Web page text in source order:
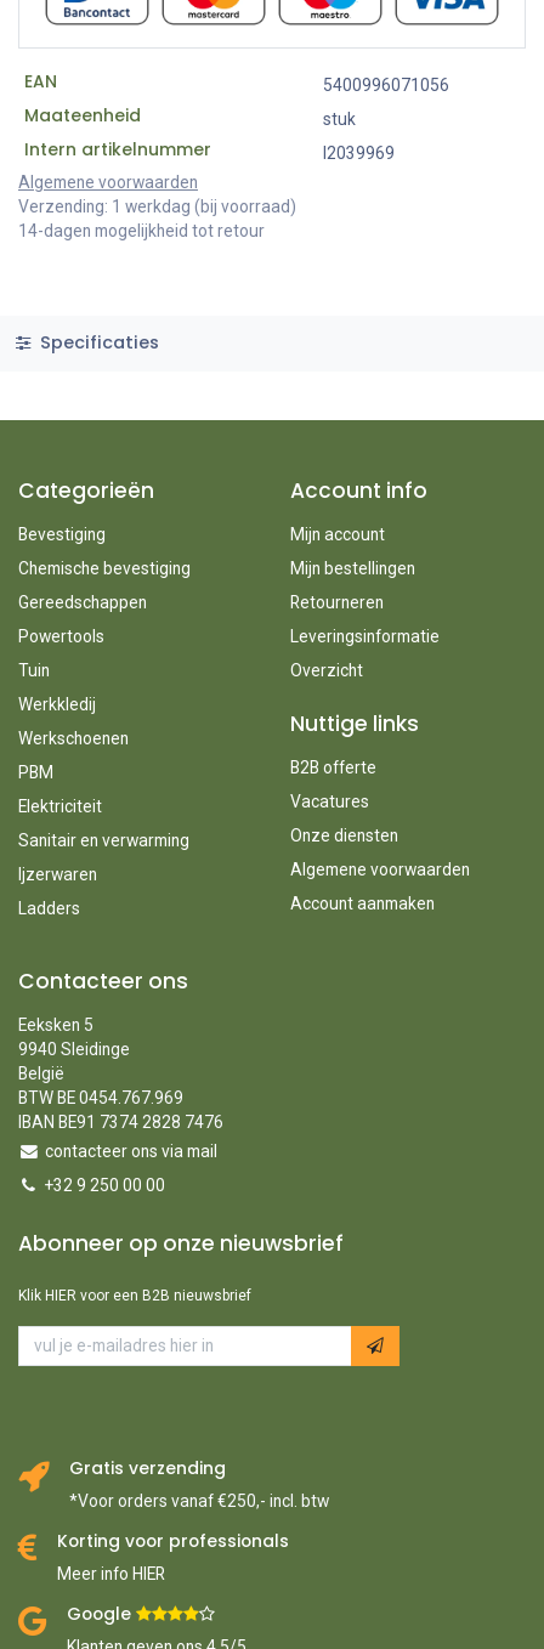
EAN 5400996071056
Maateenheid stuk
Intern artikelnummer
I2039969
Algemene voorwaarden
Verzending: 1 werkdag (bij voorraad)
14-dagen mogelijkheid tot retour
Specificaties
Categorieën
Bevestiging
Chemische bevestiging
Gereedschappen
Powertools
Tuin
Werkkledij
Werkschoenen
PBM
Elektriciteit
Sanitair en verwarming
Ijzerwaren
Ladders
Account info
Mijn account
Mijn bestellingen
Retourneren
Leveringsinformatie
Overzicht
Nuttige links
B2B offerte
Vacatures
Onze diensten
Algemene voorwaarden
Account aanmaken
Contacteer ons
Eeksken 5
9940 Sleidinge
België
BTW BE 0454.767.969
IBAN BE91 7374 2828 7476
contacteer ons via mail
+32 9 250 00 00
Abonneer op onze nieuwsbrief
Klik HIER voor een B2B nieuwsbrief
Gratis verzending
*Voor orders vanaf €250,- incl. btw
Korting voor professionals
Meer info HIER
Google ​